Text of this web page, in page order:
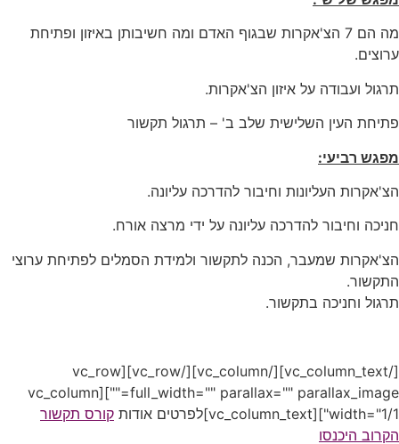
מה הם 7 הצ'אקרות שבגוף האדם ומה חשיבותן באיזון ופתיחת
ערוצים.
תרגול ועבודה על איזון הצ'אקרות.
פתיחת העין השלישית שלב ב' – תרגול תקשור
מפגש רביעי:
הצ'אקרות העליונות וחיבור להדרכה עליונה.
חניכה וחיבור להדרכה עליונה על ידי מרצה אורח.
הצ'אקרות שמעבר, הכנה לתקשור ולמידת הסמלים לפתיחת ערוצי
התקשור.
תרגול וחניכה בתקשור.
[/vc_column_text][/vc_column][/vc_row][vc_row
full_width="" parallax="" parallax_image=""][vc_column
width="1/1"][vc_column_text]לפרטים אודות
קורס תקשור
הקרוב היכנסו